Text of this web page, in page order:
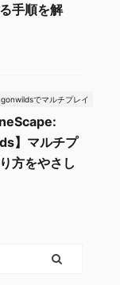
手順を解
でマルチプレイ
】マルチプ
方をやさし